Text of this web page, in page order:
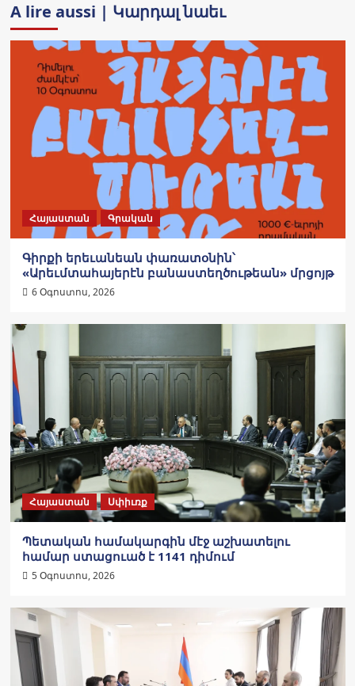
A lire aussi | Կարդալ նաեւ
Հայաստան Գրական
Գիրքի երեւանեան փառատօնին՝
«Արեւմտահայերէն բանաստեղծութեան» մրցոյթ
6 Օգոստոս, 2026
Հայաստան Սփիւռք
Պետական համակարգին մէջ աշխատելու
համար ստացուած է 1141 դիմում
5 Օգոստոս, 2026